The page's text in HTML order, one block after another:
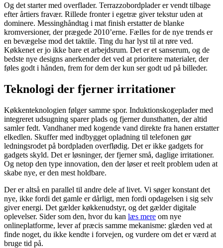
Og det starter med overflader. Terrazzobordplader er vendt tilbage
efter årtiers fravær. Rillede fronter i egetræ giver tekstur uden at
dominere. Messinghåndtag i mat finish erstatter de blanke
kromversioner, der prægede 2010’erne. Fælles for de nye trends er
en bevægelse mod det taktile. Ting du har lyst til at røre ved.
Køkkenet er jo ikke bare et arbejdsrum. Det er et sanserum, og de
bedste nye designs anerkender det ved at prioritere materialer, der
føles godt i hånden, frem for dem der kun ser godt ud på billeder.
Teknologi der fjerner irritationer
Køkkenteknologien følger samme spor. Induktionskogeplader med
integreret udsugning sparer plads og fjerner dunsthatten, der altid
samler fedt. Vandhaner med kogende vand direkte fra hanen erstatter
elkedlen. Skuffer med indbygget opladning til telefonen gør
ledningsrodet på bordpladen overflødig. Det er ikke gadgets for
gadgets skyld. Det er løsninger, der fjerner små, daglige irritationer.
Og netop den type innovation, den der løser et reelt problem uden at
skabe nye, er den mest holdbare.
Der er altså en parallel til andre dele af livet. Vi søger konstant det
nye, ikke fordi det gamle er dårligt, men fordi opdagelsen i sig selv
giver energi. Det gælder køkkenudstyr, og det gælder digitale
oplevelser. Sider som den, hvor du kan læs mere om nye
onlineplatforme, lever af præcis samme mekanisme: glæden ved at
finde noget, du ikke kendte i forvejen, og vurdere om det er værd at
bruge tid på.